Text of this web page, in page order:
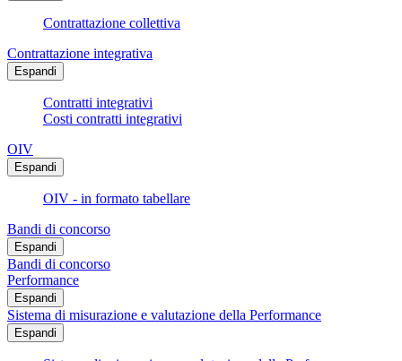
Contrattazione collettiva
Contrattazione integrativa
Espandi
Contratti integrativi
Costi contratti integrativi
OIV
Espandi
OIV - in formato tabellare
Bandi di concorso
Espandi
Bandi di concorso
Performance
Espandi
Sistema di misurazione e valutazione della Performance
Espandi